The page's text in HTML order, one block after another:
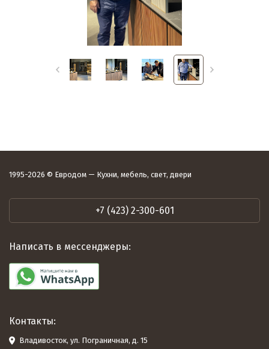
1995-2026 © Евродом — Кухни, мебель, свет, двери
+7 (423) 2-300-601
Написать в мессенджеры:
Контакты:
Владивосток, ул. Пограничная, д. 15